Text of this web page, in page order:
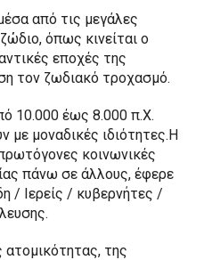
από τις μεγάλες
όπως κινείται ο
εποχές της
τον ζωδιακό τροχασμό.
10.000 έως 8.000 π.Χ.
με μοναδικές ιδιότητες.Η
κοινωνικές
πάνω σε άλλους, έφερε
/ Ιερείς / κυβερνήτες /
ατομικότητας, της